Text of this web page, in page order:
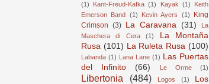
(1)
Kant-Freud-Kafka (1) Kayak (1)
Keith
Emerson Band (1) Kevin Ayers (1)
King
Crimson (3) La Caravana (31)
La
Maschera di Cera
(1)
La Montaña
Rusa (101) La Ruleta Rusa (100)
Labanda (1) Lana Lane (1) Las Puertas
del Infinito
(66) Le Orme (1)
Libertonia (484) Logos (1)
Los